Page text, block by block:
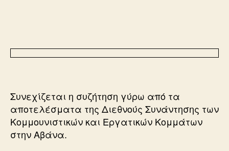
Συνεχίζεται η συζήτηση γύρω από τα
αποτελέσματα της Διεθνούς Συνάντησης των
Κομμουνιστικών και Εργατικών Κομμάτων
στην Αβάνα.